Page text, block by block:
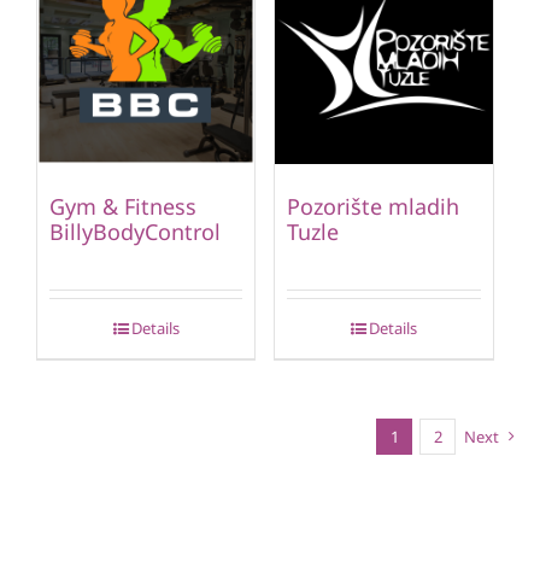
Gym & Fitness
BillyBodyControl
Details
Pozorište mladih
Tuzle
Details
1 2 Next